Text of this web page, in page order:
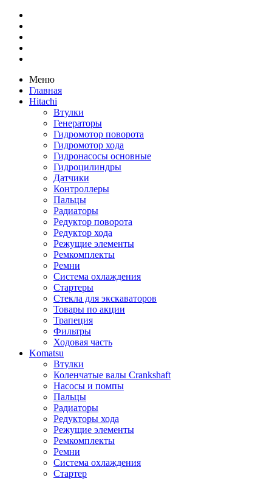
Меню
Главная
Hitachi
Втулки
Генераторы
Гидромотор поворота
Гидромотор хода
Гидронасосы основные
Гидроцилиндры
Датчики
Контроллеры
Пальцы
Радиаторы
Редуктор поворота
Редуктор хода
Режущие элементы
Ремкомплекты
Ремни
Система охлаждения
Стартеры
Стекла для экскаваторов
Товары по акции
Трапеция
Фильтры
Ходовая часть
Komatsu
Втулки
Коленчатые валы Crankshaft
Насосы и помпы
Пальцы
Радиаторы
Редукторы хода
Режущие элементы
Ремкомплекты
Ремни
Система охлаждения
Стартер